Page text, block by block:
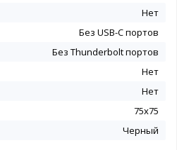
Нет
Без USB-С портов
Без Thunderbolt портов
Нет
Нет
75x75
Черный